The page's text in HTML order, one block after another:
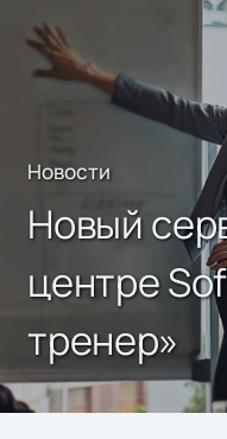
Новости
Новый
центре
тренер»